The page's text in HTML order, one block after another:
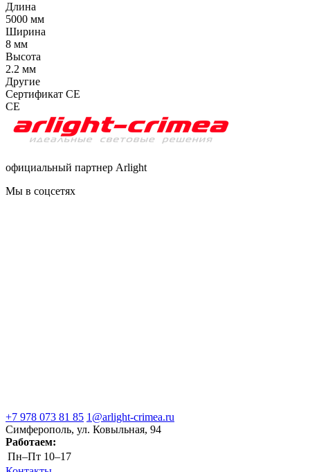
Длина
5000 мм
Ширина
8 мм
Высота
2.2 мм
Другие
Сертификат CE
CE
официальный партнер Arlight
Мы в соцсетях
+7 978 073 81 85 1@arlight-crimea.ru
Симферополь, ул. Ковыльная, 94
Работаем:
Пн–Пт 10–17